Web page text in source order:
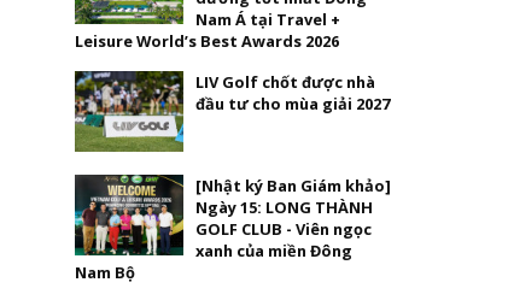
Nam Á tại Travel +
Leisure World’s Best Awards 2026
LIV Golf chốt được nhà
đầu tư cho mùa giải 2027
[Nhật ký Ban Giám khảo]
Ngày 15: LONG THÀNH
GOLF CLUB - Viên ngọc
xanh của miền Đông
Nam Bộ